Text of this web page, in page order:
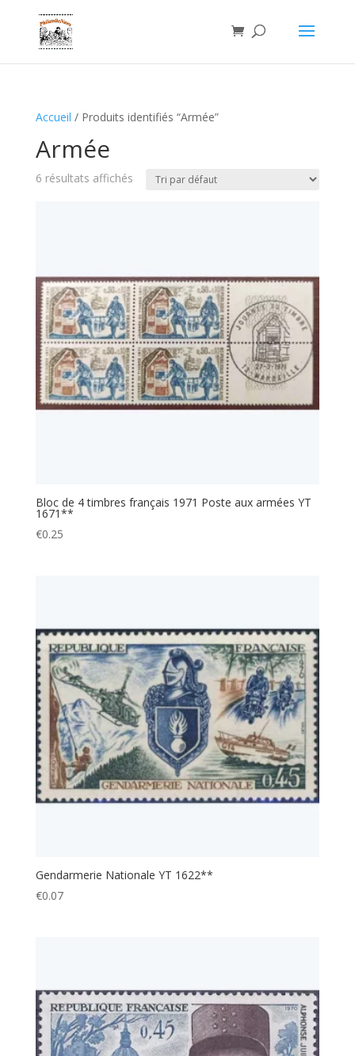
Accueil / Produits identifiés “Armée”
Armée
6 résultats affichés
Bloc de 4 timbres français 1971 Poste aux armées YT
1671**
€0.25
Gendarmerie Nationale YT 1622**
€0.07